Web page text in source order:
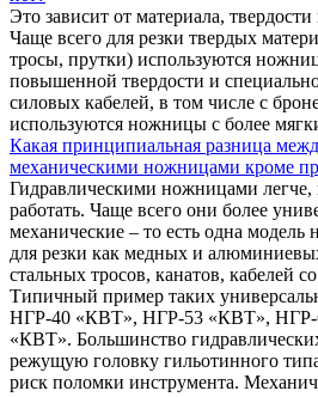
Это зависит от материала, твердости
Чаще всего для резки твердых
тросы, прутки) используются
повышенной твердости и
силовых кабелей, в том числе с
используются ножницы с более
Какая принципиальная разница
механическими ножницами кроме
Гидравлическими ножницами
работать. Чаще всего они более
механические – то есть одна модель
для резки как медных и
стальных тросов, канатов, кабелей
Типичный пример таких
НГР-40 «КВТ», НГР-53 «КВТ»,
«КВТ». Большинство
режущую головку гильотинного
риск поломки инструмента.